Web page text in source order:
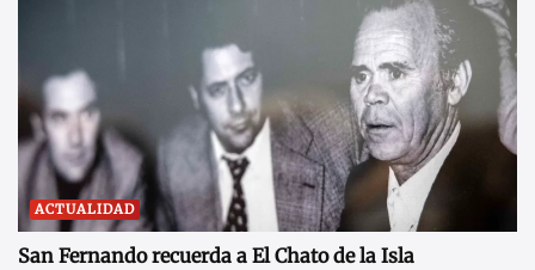
ACTUALIDAD
San Fernando recuerda a El Chato de la Isla